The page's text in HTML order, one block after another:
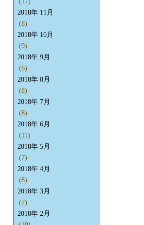
2018年 11月
(8)
2018年 10月
(9)
2018年 9月
(6)
2018年 8月
(8)
2018年 7月
(8)
2018年 6月
(11)
2018年 5月
(7)
2018年 4月
(8)
2018年 3月
(7)
2018年 2月